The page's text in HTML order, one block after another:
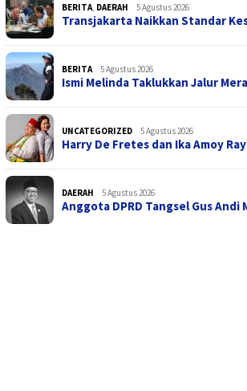
BERITA DAERAH 5 Agustus 2026
Transjakarta Naikkan Standar
BERITA 5 Agustus 2026
Ismi Melinda Taklukkan Jalur
UNCATEGORIZED 5 Agustus 2026
Harry De Fretes dan Ika Amoy
DAERAH 5 Agustus 2026
Anggota DPRD Tangsel Gus